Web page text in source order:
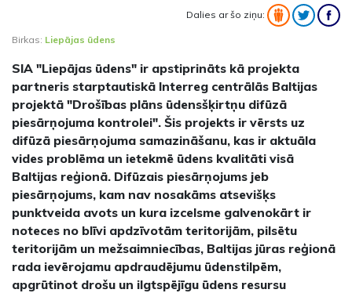
Dalies ar šo ziņu:
Birkas: Liepājas ūdens
SIA "Liepājas ūdens" ir apstiprināts kā projekta
partneris starptautiskā Interreg centrālās Baltijas
projektā "Drošības plāns ūdensšķirtņu difūzā
piesārņojuma kontrolei". Šis projekts ir vērsts uz
difūzā piesārņojuma samazināšanu, kas ir aktuāla
vides problēma un ietekmē ūdens kvalitāti visā
Baltijas reģionā. Difūzais piesārņojums jeb
piesārņojums, kam nav nosakāms atsevišķs
punktveida avots un kura izcelsme galvenokārt ir
noteces no blīvi apdzīvotām teritorijām, pilsētu
teritorijām un mežsaimniecības, Baltijas jūras reģionā
rada ievērojamu apdraudējumu ūdenstilpēm,
apgrūtinot drošu un ilgtspējīgu ūdens resursu